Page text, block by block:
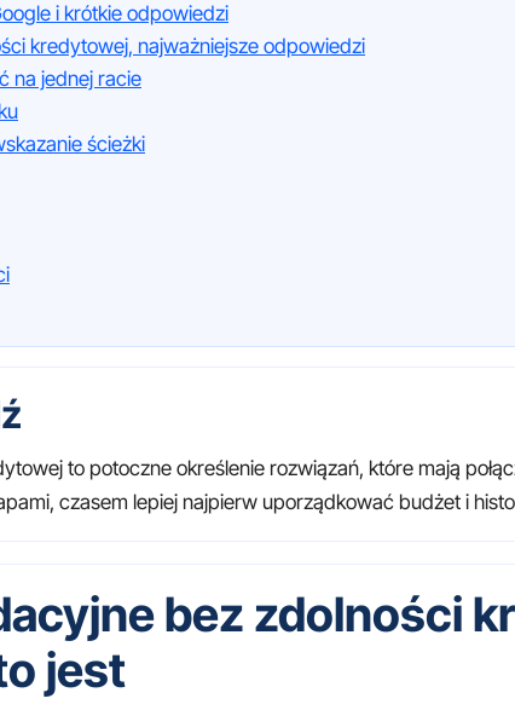
i krótkie odpowiedzi
kredytowej, najważniejsze odpowiedzi
na jednej racie
ścieżki
to potoczne określenie rozwiązań, które mają
czasem lepiej najpierw uporządkować budżet i
bez zdolności
jest